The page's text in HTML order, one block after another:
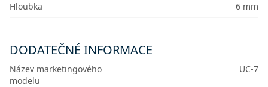
Hloubka
6 mm
DODATEČNÉ INFORMACE
Název marketingového
modelu
UC-7